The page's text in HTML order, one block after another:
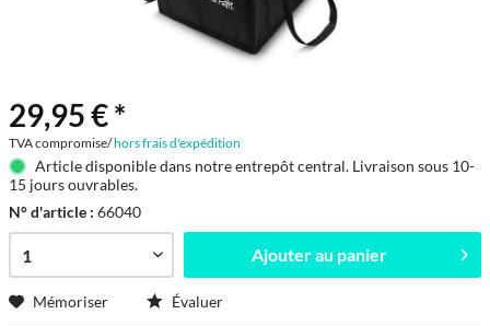
29,95 € *
TVA compromise/hors frais d'expédition
Article disponible dans notre entrepôt central. Livraison sous 10-
15 jours ouvrables.
N° d'article : 66040
Ajouter au panier
Mémoriser Évaluer